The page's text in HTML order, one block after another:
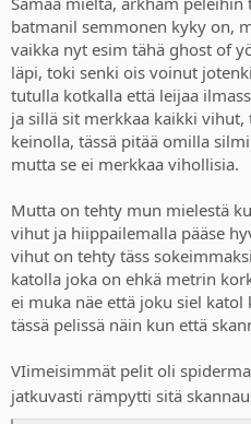
Dishonoredissa oli myös sama ja
yliluonnollisia kykyjä oli
nämä uudet Assassin's Creedit...
helposti paljon ja vaikka mitä
viikinki siellä skannailee
Samalla toki pitää myöntää että
pelejä nykyään kun pelaaminen
Tosin hyvällä pelisuunnittelulla
vähän laiskaa pelisuunnittelua.
pelaamista kun kaiken sälän
interaktiiviset elementit.
batmanil semmonen kyky on,
vaikka nyt esim tähä ghost of
läpi, toki senki ois voinut
tutulla kotkalla että leijaa
ja sillä sit merkkaa kaikki
keinolla, tässä pitää omilla
mutta se ei merkkaa vihollisia.
Mutta on tehty mun mielestä
vihut ja hiippailemalla pääse
vihut on tehty täss
katolla joka on ehkä metrin
ei muka näe että joku siel
tässä pelissä näin kun että
VIimeisimmät pelit oli
jatkuvasti rämpytti sitä